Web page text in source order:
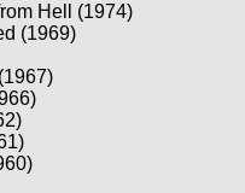
Hell (1974)
(1969)
(1967)